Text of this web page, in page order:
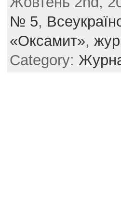
c
e
b
o
o
itt
er
er
e
st
ai
l
ar
e
№ 5,
«Оксамит»,
Category: